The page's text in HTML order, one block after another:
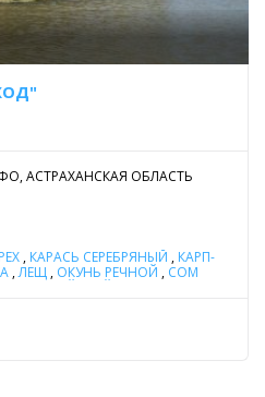
АСТРАХАНСКАЯ ОБЛАСТЬ
, КАРАСЬ СЕРЕБРЯНЫЙ , КАРП-
,ЛЕЩ , ОКУНЬ РЕЧНОЙ , СОМ